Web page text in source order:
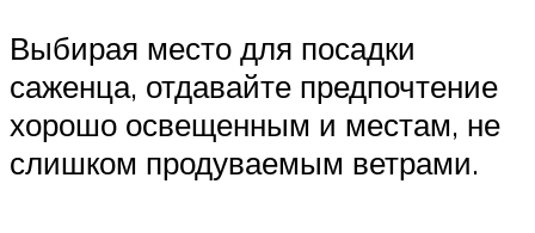
Выбирая место для посадки
саженца, отдавайте предпочтение
хорошо освещенным и местам, не
слишком продуваемым ветрами.